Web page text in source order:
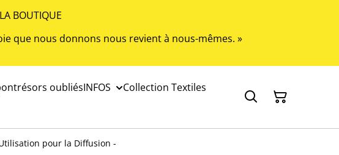
BOUTIQUE
que nous donnons nous revient à nous-mêmes. »
trésors oubliésINFOS
Collection Textiles
pour la Diffusion -